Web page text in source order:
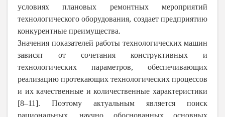
условиях плановых ремонтных мероприятий
технологического оборудования, создает предприятию
конкурентные преимущества.
Значения показателей работы технологических машин
зависят от сочетания конструктивных и
технологических параметров, обеспечивающих
реализацию протекающих технологических процессов
и их качественные и количественные характеристики
[8–11]. Поэтому актуальным является поиск
рациональных, научно обоснованных основных